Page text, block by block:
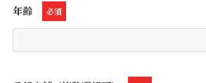
年齢 必須